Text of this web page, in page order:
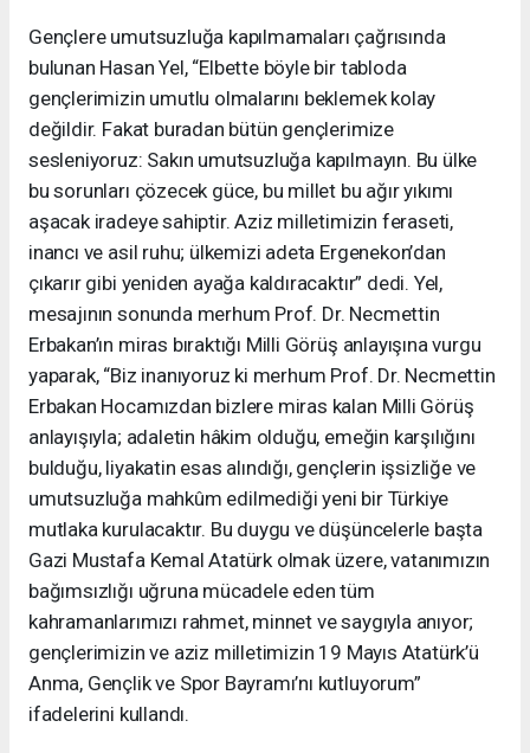
Gençlere umutsuzluğa kapılmamaları çağrısında
bulunan Hasan Yel, “Elbette böyle bir tabloda
gençlerimizin umutlu olmalarını beklemek kolay
değildir. Fakat buradan bütün gençlerimize
sesleniyoruz: Sakın umutsuzluğa kapılmayın. Bu ülke
bu sorunları çözecek güce, bu millet bu ağır yıkımı
aşacak iradeye sahiptir. Aziz milletimizin feraseti,
inancı ve asil ruhu; ülkemizi adeta Ergenekon’dan
çıkarır gibi yeniden ayağa kaldıracaktır” dedi. Yel,
mesajının sonunda merhum Prof. Dr. Necmettin
Erbakan’ın miras bıraktığı Milli Görüş anlayışına vurgu
yaparak, “Biz inanıyoruz ki merhum Prof. Dr. Necmettin
Erbakan Hocamızdan bizlere miras kalan Milli Görüş
anlayışıyla; adaletin hâkim olduğu, emeğin karşılığını
bulduğu, liyakatin esas alındığı, gençlerin işsizliğe ve
umutsuzluğa mahkûm edilmediği yeni bir Türkiye
mutlaka kurulacaktır. Bu duygu ve düşüncelerle başta
Gazi Mustafa Kemal Atatürk olmak üzere, vatanımızın
bağımsızlığı uğruna mücadele eden tüm
kahramanlarımızı rahmet, minnet ve saygıyla anıyor;
gençlerimizin ve aziz milletimizin 19 Mayıs Atatürk’ü
Anma, Gençlik ve Spor Bayramı’nı kutluyorum”
ifadelerini kullandı.